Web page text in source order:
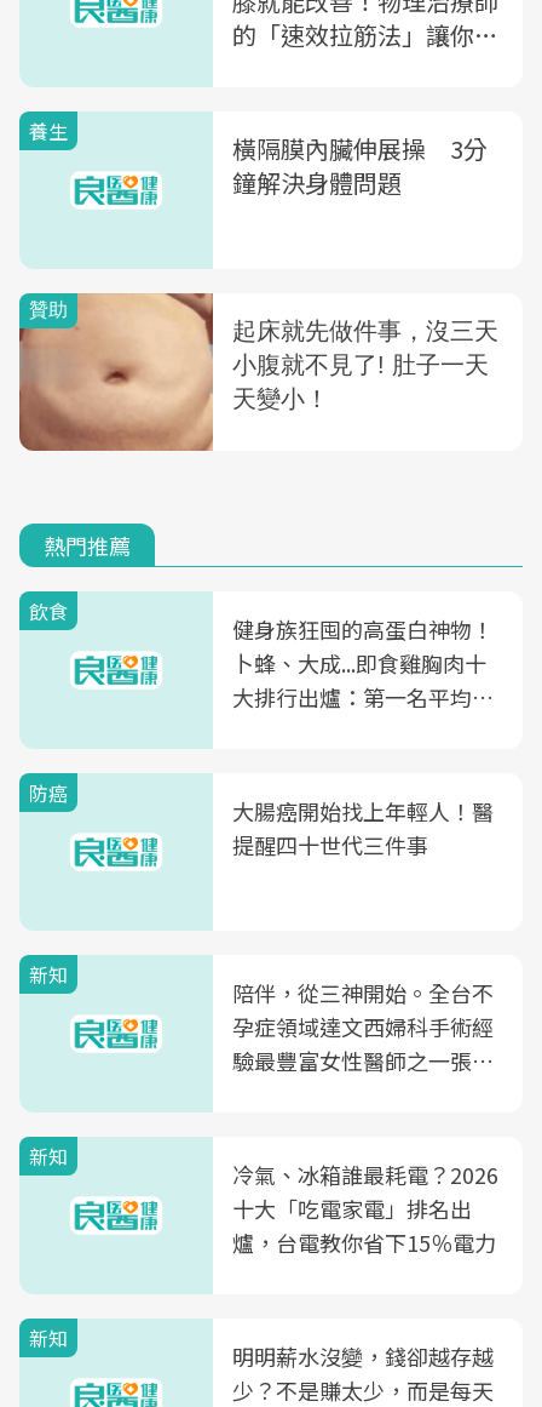
的「速效拉筋法」讓你不
養生
橫隔膜內臟伸展操 3分
鐘解決身體問題
熱門推薦
飲食
健身族狂囤的高蛋白神物！
卜蜂、大成...即食雞胸肉十
大排行出爐：第一名平均一
防癌
大腸癌開始找上年輕人！醫
提醒四十世代三件事
新知
陪伴，從三神開始。全台不
孕症領域達文西婦科手術經
驗最豐富女性醫師之一張永
光田醫院建構360度女性健
康照護生態圈
新知
冷氣、冰箱誰最耗電？2026
十大「吃電家電」排名出
爐，台電教你省下15％電力
新知
明明薪水沒變，錢卻越存越
少？不是賺太少，而是每天